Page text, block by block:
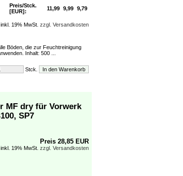
Preis/Stck.
[EUR]:
11,99 9,99 9,79
inkl. 19% MwSt. zzgl. Versandkosten
Böden, die zur Feuchtreinigung
Inhalt: 500 ...
Stck.
MF dry für Vorwerk
SP7
Preis 28,85 EUR
inkl. 19% MwSt. zzgl. Versandkosten